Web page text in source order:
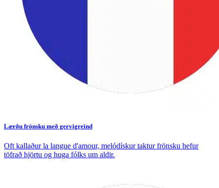
Lærðu frönsku með gervigreind
Oft kallaður la langue d'amour, melódískur taktur frönsku hefur
töfrað hjörtu og huga fólks um aldir.